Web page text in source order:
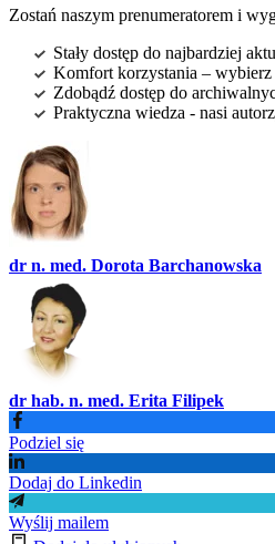
Zostań naszym prenumeratorem i
Stały dostęp do najbardziej
Komfort korzystania – wybierz
Zdobądź dostęp do
Praktyczna wiedza - nasi
dr n. med. Dorota Barchanowska
dr hab. n. med. Erita Filipek
Podziel się
Dodaj do Linkedin
Wyślij mailem